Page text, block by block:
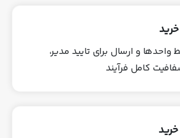
واحدها و ارسال برای تایید مدیر،
کامل فرآیند